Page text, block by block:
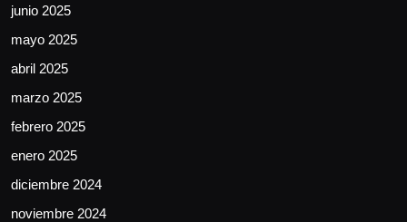
junio 2025
mayo 2025
abril 2025
marzo 2025
febrero 2025
enero 2025
diciembre 2024
noviembre 2024